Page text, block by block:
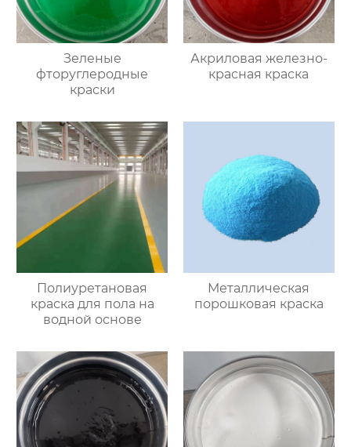
Зеленые
фторуглеродные
краски
Акриловая железно-
красная краска
Полиуретановая
краска для пола на
водной основе
Металлическая
порошковая краска